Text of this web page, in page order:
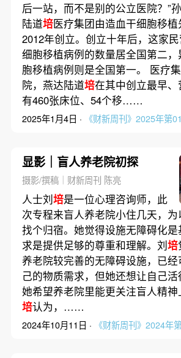
后一站，而不是别的公立医院？”
陆道培医疗集团由造血干细胞移植
2012年创立。创立十年后，这家
细胞移植病例的数量居全国第二
胞移植病例则是全国第一。 医疗
院，燕达陆道培在其中创立最早
有460张床位、54个移……
2025年1月4日 · 《财新周刊》2025年第
显影｜盲人养老院初探
摄影/撰稿｜财新周刊 陈亮
人士刘培是一位心理咨询师，此
次专程来盲人养老院小住几天，
找个归宿。她觉得设施无障碍化
求是提供足够的尊重和理解。刘培
养老院较完善的无障碍设施，已
己的物质需求，但她还想让自己
她希望养老院里能更关注盲人精
培认为，……
2024年10月11日 · 《财新周刊》2024年